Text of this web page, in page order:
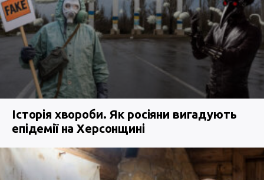
Історія хвороби. Як росіяни вигадують
епідемії на Херсонщині